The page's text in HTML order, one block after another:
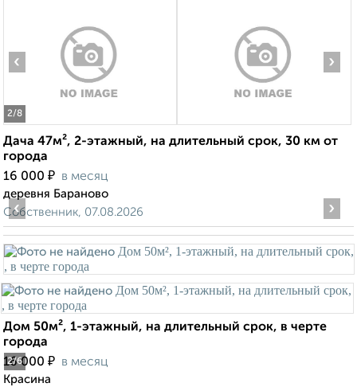
2/8
‹ ›
Дача 47м², 2-этажный, на длительный срок, 30 км от
города
16 000 ₽ в месяц
деревня Бараново
Собственник, 07.08.2026
2/6
‹ ›
Дом 50м², 1-этажный, на длительный срок, в черте
города
16 000 ₽ в месяц
Красина